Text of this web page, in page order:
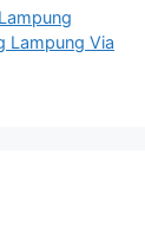
Lampung Via